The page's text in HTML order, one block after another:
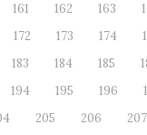
161 162 163
172 173 174
183 184 185
194 195 196
205 206 207